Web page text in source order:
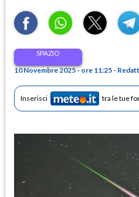
SPAZIO
10 Novembre 2025 - ore 11:25 -
Inserisci tra le tue